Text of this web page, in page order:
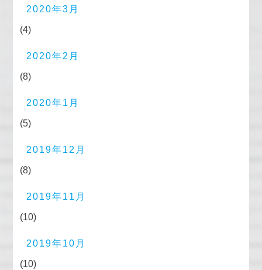
2020年3月
(4)
2020年2月
(8)
2020年1月
(5)
2019年12月
(8)
2019年11月
(10)
2019年10月
(10)